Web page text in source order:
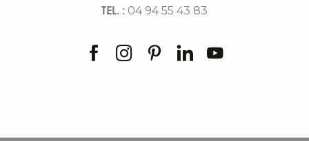
TEL. : 04 94 55 43 83